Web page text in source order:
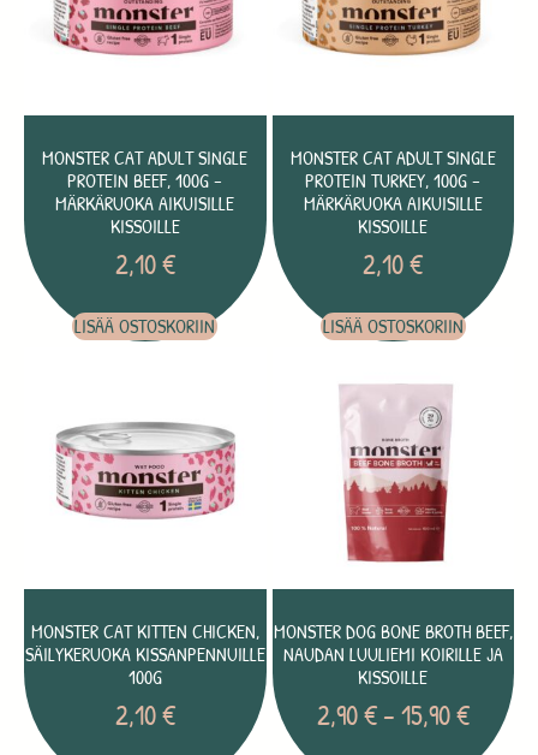
MONSTER CAT ADULT SINGLE
PROTEIN BEEF, 100G –
MÄRKÄRUOKA AIKUISILLE
KISSOILLE
2,10€
LISÄÄ OSTOSKORIIN
MONSTER CAT ADULT SINGLE
PROTEIN TURKEY, 100G –
MÄRKÄRUOKA AIKUISILLE
KISSOILLE
2,10€
LISÄÄ OSTOSKORIIN
MONSTER CAT KITTEN CHICKEN,
SÄILYKERUOKA KISSANPENNUILLE
100G
2,10€
MONSTER DOG BONE BROTH BEEF,
NAUDAN LUULIEMI KOIRILLE JA
KISSOILLE
2,90€ –15,90€